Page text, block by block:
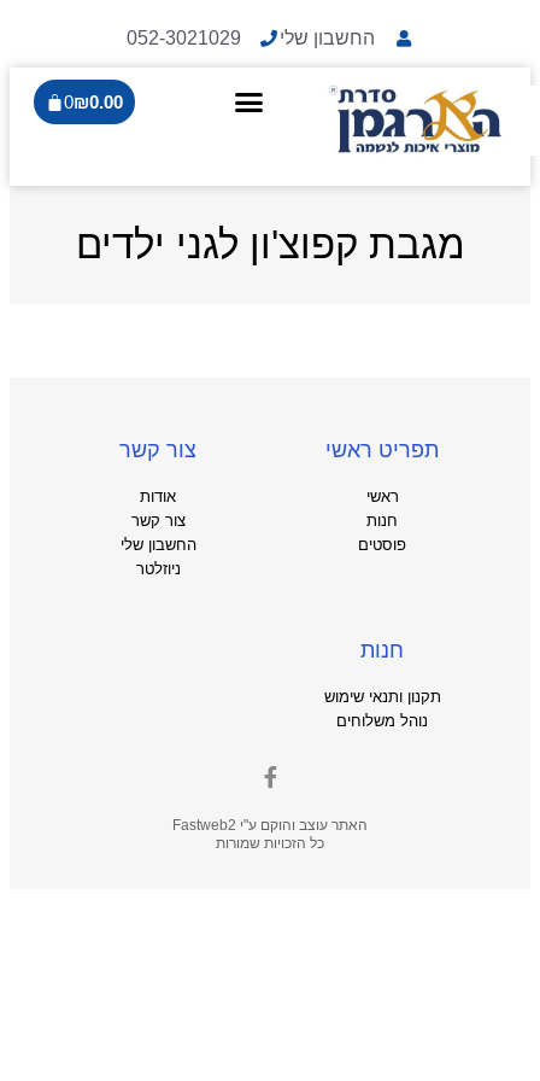
החשבון שלי 052-3021029
₪0.00
0
מגבת קפוצ'ון לגני ילדים
תפריט ראשי
ראשי
חנות
פוסטים
צור קשר
אודות
צור קשר
החשבון שלי
ניוזלטר
חנות
תקנון ותנאי שימוש
נוהל משלוחים
האתר עוצב והוקם ע"י Fastweb2
כל הזכויות שמורות